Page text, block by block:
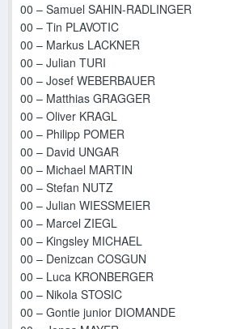
00 – Samuel SAHIN-RADLINGER
00 – Tin PLAVOTIC
00 – Markus LACKNER
00 – Julian TURI
00 – Josef WEBERBAUER
00 – Matthias GRAGGER
00 – Oliver KRAGL
00 – Philipp POMER
00 – David UNGAR
00 – Michael MARTIN
00 – Stefan NUTZ
00 – Julian WIESSMEIER
00 – Marcel ZIEGL
00 – Kingsley MICHAEL
00 – Denizcan COSGUN
00 – Luca KRONBERGER
00 – Nikola STOSIC
00 – Gontie junior DIOMANDE